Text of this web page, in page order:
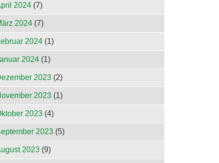
2024 (7)
2024 (7)
2024 (1)
2024 (1)
2023 (2)
2023 (1)
2023 (4)
2023 (5)
2023 (9)